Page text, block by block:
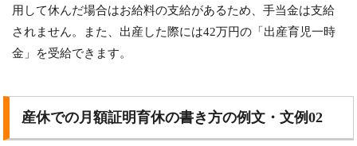
用して休んだ場合はお給料の支給があるため、手当金は支給
されません。また、出産した際には42万円の「出産育児一時
金」を受給できます。
産休での月額証明育休の書き方の例文・文例02